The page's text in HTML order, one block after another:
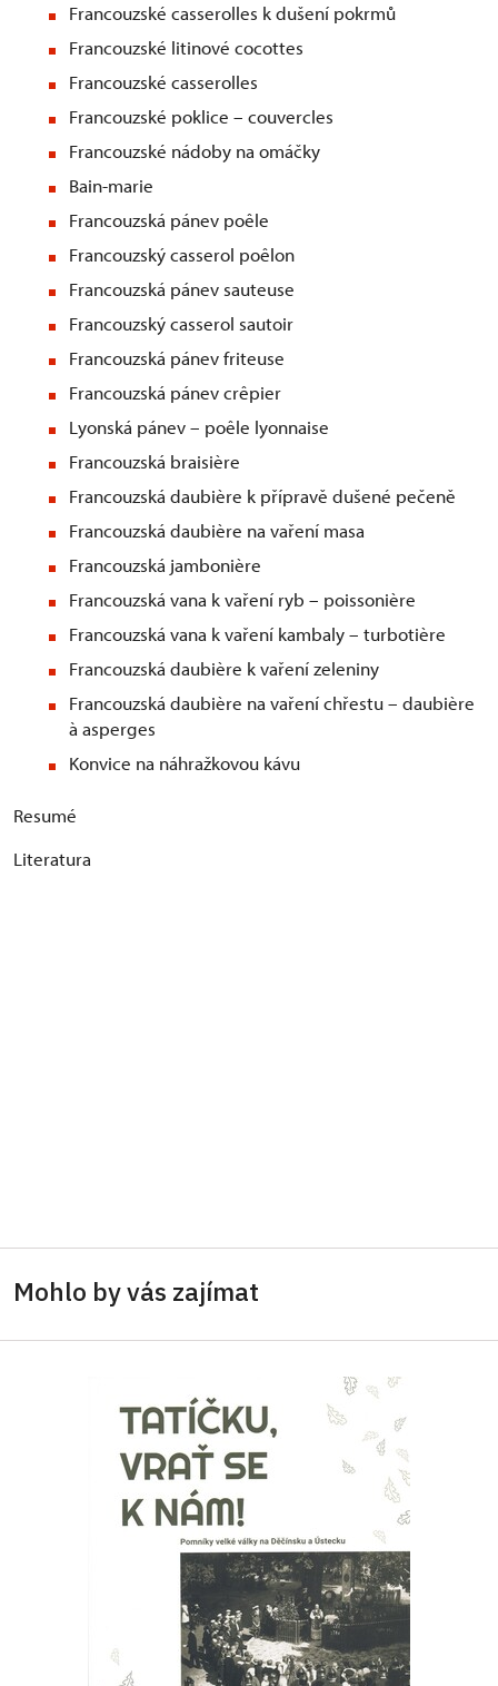
Francouzské casserolles k dušení pokrmů
Francouzské litinové cocottes
Francouzské casserolles
Francouzské poklice – couvercles
Francouzské nádoby na omáčky
Bain-marie
Francouzská pánev poêle
Francouzský casserol poêlon
Francouzská pánev sauteuse
Francouzský casserol sautoir
Francouzská pánev friteuse
Francouzská pánev crêpier
Lyonská pánev – poêle lyonnaise
Francouzská braisière
Francouzská daubière k přípravě dušené pečeně
Francouzská daubière na vaření masa
Francouzská jambonière
Francouzská vana k vaření ryb – poissonière
Francouzská vana k vaření kambaly – turbotière
Francouzská daubière k vaření zeleniny
Francouzská daubière na vaření chřestu – daubière
à asperges
Konvice na náhražkovou kávu
Resumé
Literatura
Mohlo by vás zajímat